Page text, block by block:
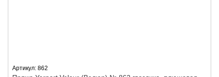
Артикул: 862